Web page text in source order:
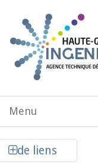
Menu
de liens